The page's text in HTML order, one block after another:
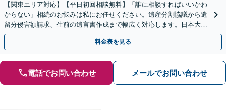
【関東エリア対応】【平日初回相談無料】「誰に相談すればいいかわ
からない」相続のお悩みは私にお任せください。遺産分割協議から遺
留分侵害額請求、生前の遺言書作成まで幅広く対応します。日本大通
り駅直結でアクセス良好。
料金表を見る
電話でお問い合わせ メールでお問い合わせ